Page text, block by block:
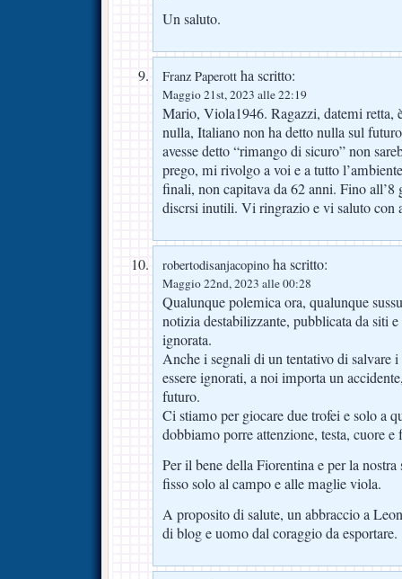
Un saluto.
Franz Paperott ha scritto:
Maggio 21st, 2023 alle 22:19
Mario, Viola1946. Ragazzi, datemi retta,
nulla, Italiano non ha detto nulla sul
avesse detto “rimango di sicuro” non
prego, mi rivolgo a voi e a tutto
finali, non capitava da 62 anni. Fino
discrsi inutili. Vi ringrazio e vi saluto con
robertodisanjacopino ha scritto:
Maggio 22nd, 2023 alle 00:28
Qualunque polemica ora, qualunque
notizia destabilizzante, pubblicata da siti
ignorata.
Anche i segnali di un tentativo di salvare
essere ignorati, a noi importa un
futuro.
Ci stiamo per giocare due trofei e solo a
dobbiamo porre attenzione, testa, cuore e
Per il bene della Fiorentina e per la
fisso solo al campo e alle maglie viola.
A proposito di salute, un abbraccio a
di blog e uomo dal coraggio da esportare.